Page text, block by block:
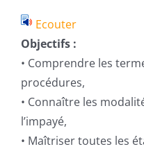
Ecouter
Objectifs :
• Comprendre les
procédures,
• Connaître les
l’impayé,
• Maîtriser toutes les